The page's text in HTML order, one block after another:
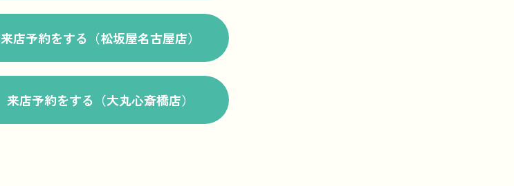
来店予約をする（松坂屋名古屋店）
来店予約をする（大丸心斎橋店）